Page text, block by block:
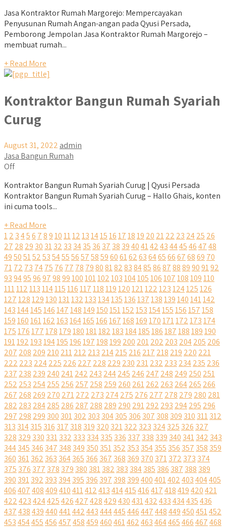
Jasa Kontraktor Rumah Margorejo: Mempercayakan
Penyusunan Rumah Angan-angan pada Qyusi Persada,
Pemborong Jempolan Jasa Kontraktor Rumah Margorejo –
membuat rumah...
+ Read More
Kontraktor Bangun Rumah Syariah
Curug
August 31, 2022 admin
Jasa Bangun Rumah
Off
Kontraktor Bangun Rumah Syariah Curug | Qyusi Persada
Kontraktor Bangun Rumah Syariah Curug – Hallo Ghais, konten
ini cuma tools...
+ Read More
12 3456 78910111213141516171819 20 2122 23 2425 26
27 28 29 30 3132 33 3435 36 37 38 39404142434445464748
495051525354555657585960616263646566676869 70
7172 73 7475 76 77 78 7980818283848586878889909192
93949596979899100101102103104105106107108109110
111112113114115116117118119120121122123124125126
127128129130131132133134135136137138139140141142
143144145146147148149150151152153154155156157158
159160161162163164165166167168169170171172173174
175176177178179180181182183184185186187188189190
191192193194195196197198199 200 201202 203 204205 206
207 208 209 210 211212 213 214215 216 217 218 219 220 221
222 223 224225 226 227 228 229 230 231232 233 234235 236
237 238 239 240 241242 243 244245 246 247 248 249 250 251
252 253 254255 256 257 258 259 260 261262 263 264265 266
267 268 269 270 271272 273 274275 276 277 278 279 280 281
282 283 284285 286 287 288 289 290 291292 293 294295 296
297 298 299 300 301302 303 304305 306 307 308 309 310 311312
313 314315 316 317 318 319 320 321322 323 324325 326 327
328 329 330 331332 333 334335 336 337 338 339 340 341342 343
344345 346 347 348 349 350 351352 353 354355 356 357 358 359
360 361362 363 364365 366 367 368 369 370 371372 373 374
375 376 377 378 379 380 381382 383 384385 386 387 388 389
390 391392 393 394395 396 397 398 399400401402403404405
406407408409410411412413414415416417418419420421
422423424425426427428429430431432433434435436
437438439440441442443444445446447448449450451452
453454455456457458459460461462463464465466467468